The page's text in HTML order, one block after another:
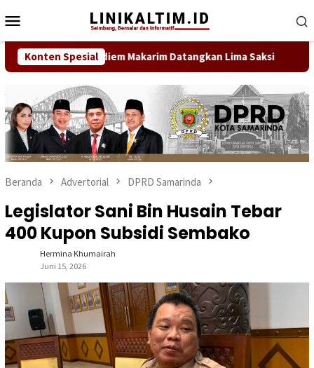
ke
kontenMobile
Konten Spesial
Perdana Nadiem Makarim Datangkan Lima Saksi
Beranda Advertorial DPRD Samarinda
Legislator Sani Bin Husain Tebar
400 Kupon Subsidi Sembako
Hermina Khumairah
Juni 15, 2026